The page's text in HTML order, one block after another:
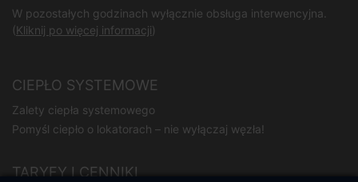
W pozostałych godzinach wyłącznie obsługa interwencyjna.
(Kliknij po więcej informacji)
CIEPŁO SYSTEMOWE
Zalety ciepła systemowego
Pomyśl ciepło o lokatorach – nie wyłączaj węzła!
TARYFY I CENNIKI